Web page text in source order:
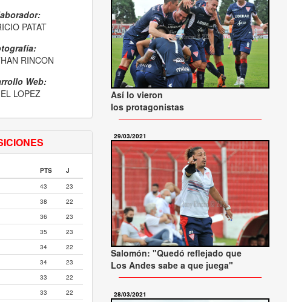
PATAT
RINCON
Web:
LOPEZ
PTS
J
43
23
38
22
36
23
35
23
34
22
34
23
33
22
33
22
Así lo vieron
los protagonistas
29/03/2021
Salomón: "Quedó reflejado que
Los Andes sabe a que juega"
28/03/2021